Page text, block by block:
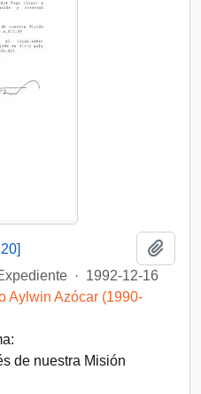
· 1992-12-16
Aylwin Azócar (1990-
de nuestra Misión